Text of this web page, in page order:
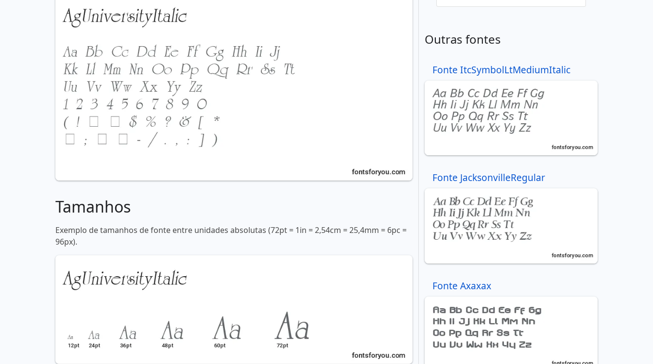
Tamanhos
Exemplo de tamanhos de fonte entre unidades absolutas (72pt = 1in = 2,54cm = 25,4mm = 6pc =
96px).
Outras fontes
Fonte ItcSymbolLtMediumItalic
Fonte JacksonvilleRegular
Fonte Axaxax